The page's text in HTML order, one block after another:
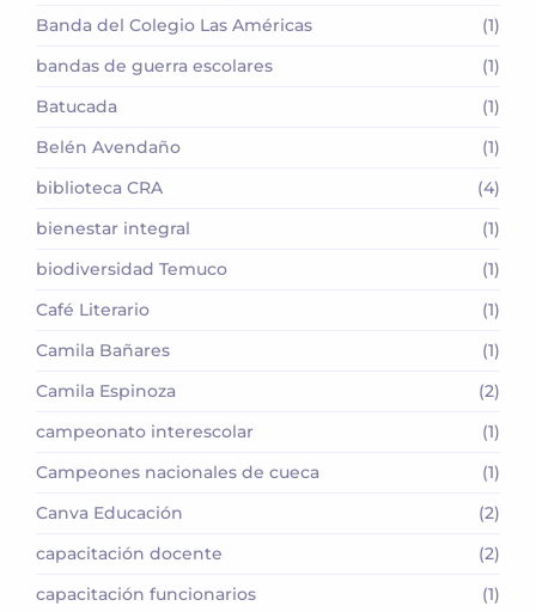
Banda del Colegio Las Américas
(1)
bandas de guerra escolares
(1)
Batucada
(1)
Belén Avendaño
(1)
biblioteca CRA
(4)
bienestar integral
(1)
biodiversidad Temuco
(1)
Café Literario
(1)
Camila Bañares
(1)
Camila Espinoza
(2)
campeonato interescolar
(1)
Campeones nacionales de cueca
(1)
Canva Educación
(2)
capacitación docente
(2)
capacitación funcionarios
(1)